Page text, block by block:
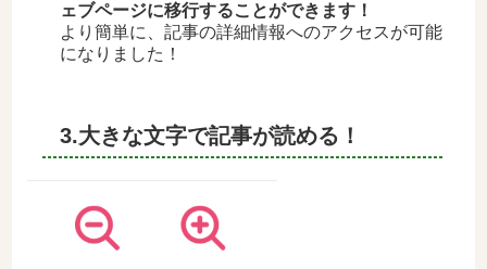
ェブページに移行することができます！
より簡単に、記事の詳細情報へのアクセスが可能
になりました！
3.大きな文字で記事が読める！